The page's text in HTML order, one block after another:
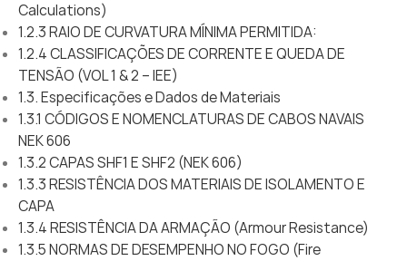
Calculations)
1.2.3 RAIO DE CURVATURA MÍNIMA PERMITIDA:
1.2.4 CLASSIFICAÇÕES DE CORRENTE E QUEDA DE
TENSÃO (VOL 1 & 2 – IEE)
1.3. Especificações e Dados de Materiais
1.3.1 CÓDIGOS E NOMENCLATURAS DE CABOS NAVAIS
NEK 606
1.3.2 CAPAS SHF1 E SHF2 (NEK 606)
1.3.3 RESISTÊNCIA DOS MATERIAIS DE ISOLAMENTO E
CAPA
1.3.4 RESISTÊNCIA DA ARMAÇÃO (Armour Resistance)
1.3.5 NORMAS DE DESEMPENHO NO FOGO (Fire